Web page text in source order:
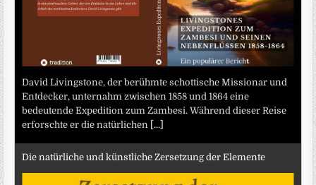
David Livingstone, der berühmte schottische Missionar und
Entdecker, unternahm zwischen 1858 und 1864 eine
bedeutende Expedition zum Zambesi. Während dieser Reise
erforschte er die natürlichen
[...]
Die natürliche und künstliche Zersetzung der Elemente